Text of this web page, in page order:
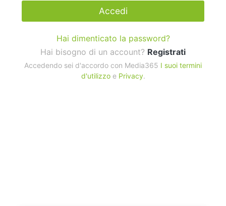
Accedi
Hai dimenticato la password?
Hai bisogno di un account? Registrati
Accedendo sei d'accordo con Media365 I suoi termini
d'utilizzoe Privacy.